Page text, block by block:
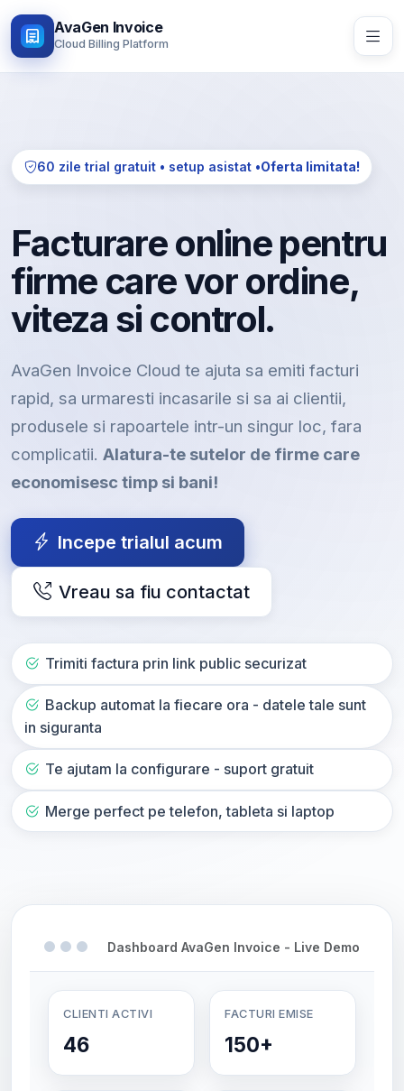
AvaGen Invoice
Cloud Billing Platform
60 zile trial gratuit • setup asistat •Oferta limitata!
Facturare online pentru
firme care vor ordine,
viteza si control.
AvaGen Invoice Cloud te ajuta sa emiti facturi
rapid, sa urmaresti incasarile si sa ai clientii,
produsele si rapoartele intr-un singur loc, fara
complicatii. Alatura-te sutelor de firme care
economisesc timp si bani!
Incepe trialul acum
Vreau sa fiu contactat
Trimiti factura prin link public securizat
Backup automat la fiecare ora - datele tale sunt
in siguranta
Te ajutam la configurare - suport gratuit
Merge perfect pe telefon, tableta si laptop
Dashboard AvaGen Invoice - Live Demo
CLIENTI ACTIVI
46
FACTURI EMISE
150+